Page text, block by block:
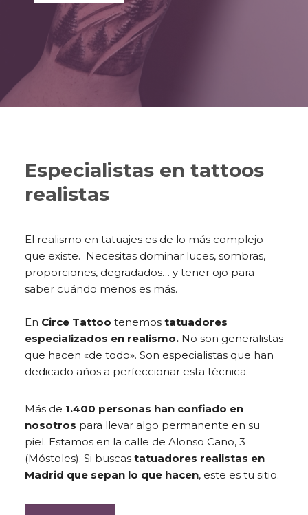
Especialistas en tattoos
realistas
El realismo en tatuajes es de lo más complejo
que existe. Necesitas dominar luces, sombras,
proporciones, degradados… y tener ojo para
saber cuándo menos es más.
En Circe Tattoo tenemos tatuadores
especializados en realismo.No son generalistas
que hacen «de todo». Son especialistas que han
dedicado años a perfeccionar esta técnica.
Más de 1.400 personas han confiado en
nosotros para llevar algo permanente en su
piel. Estamos en la calle de Alonso Cano, 3
(Móstoles). Si buscas tatuadores realistas en
Madrid que sepan lo que hacen, este es tu sitio.